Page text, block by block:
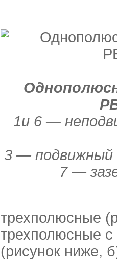
1и 6 —
3 —
7 —
трехполюсные
трехполюсные
(рисунок ниже,